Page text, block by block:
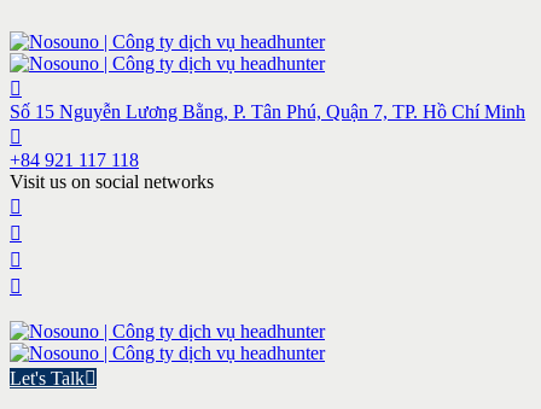
Số 15 Nguyễn Lương Bằng, P. Tân Phú, Quận 7, TP. Hồ Chí Minh
+84 921 117 118
Visit us on social networks
Let's Talk